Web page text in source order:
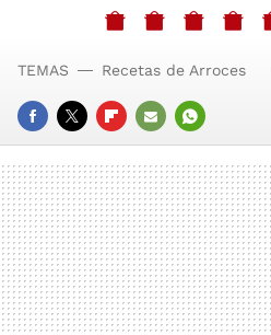
FACEBOOK
TWITTERFLIPBOARD
E-
MAIL
WHATSAPP
TEMAS Recetas de Arroces